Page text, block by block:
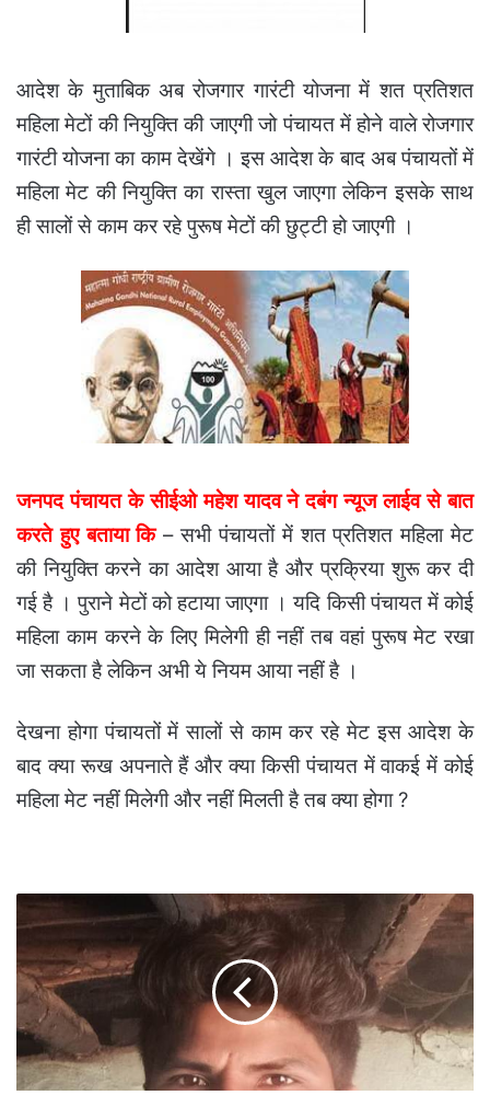
आदेश के मुताबिक अब रोजगार गारंटी योजना में शत प्रतिशत
महिला मेटों की नियुक्ति की जाएगी जो पंचायत में होने वाले रोजगार
गारंटी योजना का काम देखेंगे । इस आदेश के बाद अब पंचायतों में
महिला मेट की नियुक्ति का रास्ता खुल जाएगा लेकिन इसके साथ
ही सालों से काम कर रहे पुरूष मेटों की छुट्टी हो जाएगी ।
जनपद पंचायत के सीईओ महेश यादव ने दबंग न्यूज लाईव से बात
करते हुए बताया कि – सभी पंचायतों में शत प्रतिशत महिला मेट
की नियुक्ति करने का आदेश आया है और प्रक्रिया शुरू कर दी
गई है । पुराने मेटों को हटाया जाएगा । यदि किसी पंचायत में कोई
महिला काम करने के लिए मिलेगी ही नहीं तब वहां पुरूष मेट रखा
जा सकता है लेकिन अभी ये नियम आया नहीं है ।
देखना होगा पंचायतों में सालों से काम कर रहे मेट इस आदेश के
बाद क्या रूख अपनाते हैं और क्या किसी पंचायत में वाकई में कोई
महिला मेट नहीं मिलेगी और नहीं मिलती है तब क्या होगा ?
बिजली
खंबे
की
शिफटिंग
के
दौरान
करंट
से
ठेका